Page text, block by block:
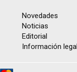
Novedades
Noticias
Editorial
Información legal